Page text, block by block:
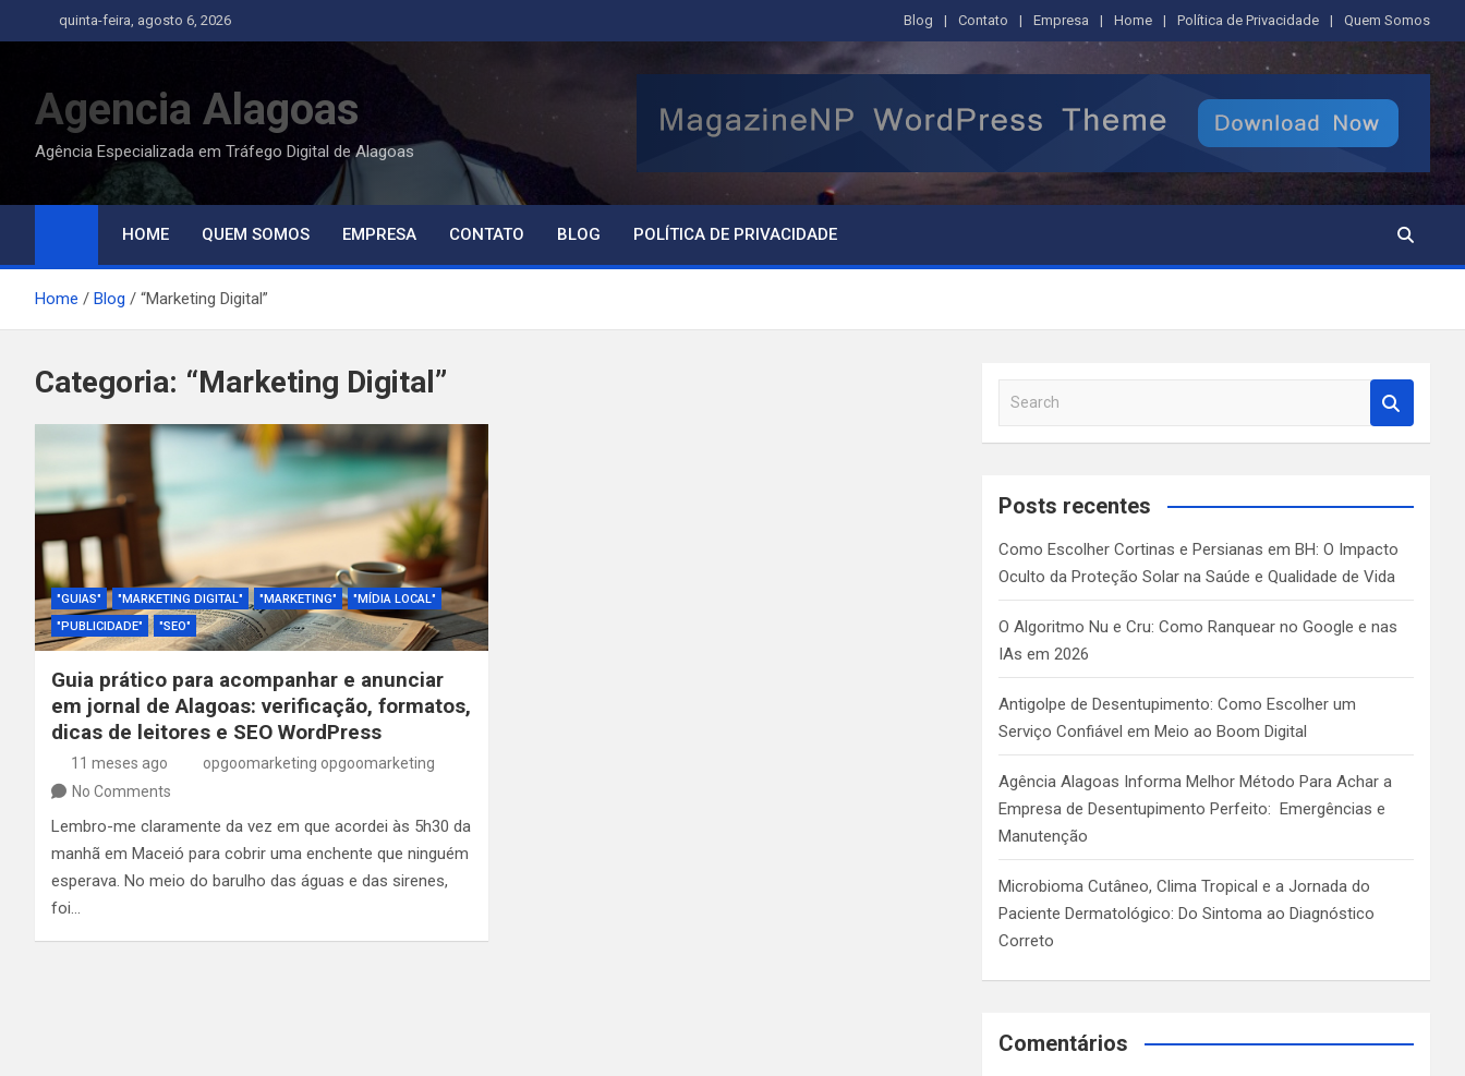
to
quinta-feira, agosto 6, 2026 Blog Contato Empresa Home Política de Privacidade Quem Somos
Agencia Alagoas
Agência Especializada em Tráfego Digital de Alagoas
HOME QUEM SOMOS EMPRESA CONTATO BLOG POLÍTICA DE PRIVACIDADE
Home Blog “Marketing Digital”
Categoria: “Marketing Digital”
"GUIAS" "MARKETING DIGITAL" "MARKETING"
"MÍDIA LOCAL"
"PUBLICIDADE"
"SEO"
Guia prático para acompanhar e anunciar
em jornal de Alagoas: verificação, formatos,
dicas de leitores e SEO WordPress
11 meses ago
opgoomarketing opgoomarketing
No Comments
Lembro-me claramente da vez em que acordei às 5h30 da
manhã em Maceió para cobrir uma enchente que ninguém
esperava. No meio do barulho das águas e das sirenes,
foi…
a
c
Posts recentes
Como Escolher Cortinas e Persianas em BH: O Impacto
Oculto da Proteção Solar na Saúde e Qualidade de Vida
O Algoritmo Nu e Cru: Como Ranquear no Google e nas
IAs em 2026
Antigolpe de Desentupimento: Como Escolher um
Serviço Confiável em Meio ao Boom Digital
Agência Alagoas Informa Melhor Método Para Achar a
Empresa de Desentupimento Perfeito: Emergências e
Manutenção
Microbioma Cutâneo, Clima Tropical e a Jornada do
Paciente Dermatológico: Do Sintoma ao Diagnóstico
Correto
Comentários